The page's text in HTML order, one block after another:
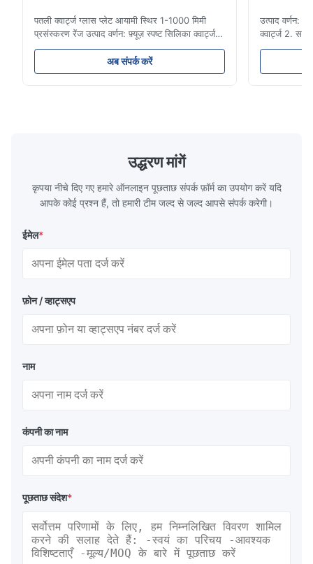
पतली क्वार्ट्ज ग्लास प्लेट आयामी स्थिर 1-1000 मिमी
प्रसंस्करण रेंज उत्पाद वर्णन: फ़्यूज़ स्पष्ट सिलिका क्वार्ट्ज
ग्लास प्लेट उत्कृष्ट थर्मल शॉक स्थिरता और उच्च संप्रेषण
के साथ उच्च शुद्धता क्वार्ट्ज रेत से बना है।यह व्यापक रूप से
बिजली के प्रकाश / लेजर / लेंस / ऑप्टिकल उपकरण /
अब संपर्क करें
उत्पाद वर्णन:
क्वार्ट्ज 2.
और
संरक्षण। 6.
उद्धरण मांगें
कृपया नीचे दिए गए हमारे ऑनलाइन पूछताछ संपर्क फ़ॉर्म का उपयोग करें यदि
आपके कोई प्रश्न हैं, तो हमारी टीम जल्द से जल्द आपसे संपर्क करेगी।
ईमेल*
फ़ोन / व्हाट्सएप
नाम
कंपनी का नाम
पूछताछ संदेश*